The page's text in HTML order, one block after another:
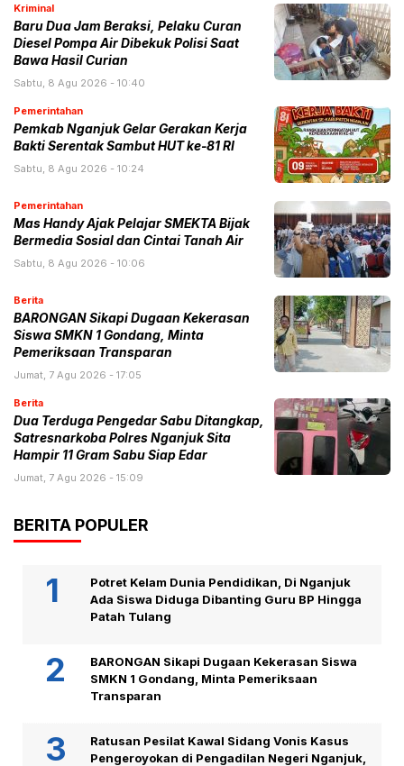
Kriminal
Baru Dua Jam Beraksi, Pelaku Curan
Diesel Pompa Air Dibekuk Polisi Saat
Bawa Hasil Curian
Sabtu, 8 Agu 2026 - 10:40
Pemerintahan
Pemkab Nganjuk Gelar Gerakan Kerja
Bakti Serentak Sambut HUT ke-81 RI
Sabtu, 8 Agu 2026 - 10:24
Pemerintahan
Mas Handy Ajak Pelajar SMEKTA Bijak
Bermedia Sosial dan Cintai Tanah Air
Sabtu, 8 Agu 2026 - 10:06
Berita
BARONGAN Sikapi Dugaan Kekerasan
Siswa SMKN 1 Gondang, Minta
Pemeriksaan Transparan
Jumat, 7 Agu 2026 - 17:05
Berita
Dua Terduga Pengedar Sabu Ditangkap,
Satresnarkoba Polres Nganjuk Sita
Hampir 11 Gram Sabu Siap Edar
Jumat, 7 Agu 2026 - 15:09
BERITA POPULER
Potret Kelam Dunia Pendidikan, Di Nganjuk
Ada Siswa Diduga Dibanting Guru BP Hingga
Patah Tulang
BARONGAN Sikapi Dugaan Kekerasan Siswa
SMKN 1 Gondang, Minta Pemeriksaan
Transparan
Ratusan Pesilat Kawal Sidang Vonis Kasus
Pengeroyokan di Pengadilan Negeri Nganjuk,